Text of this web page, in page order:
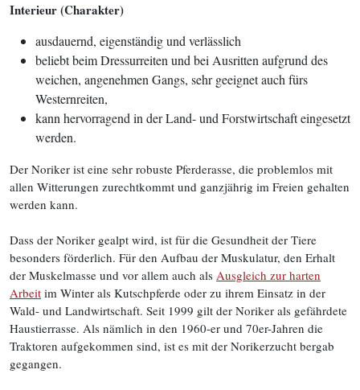
Interieur (Charakter)
ausdauernd, eigenständig und verlässlich
beliebt beim Dressurreiten und bei Ausritten aufgrund des
weichen, angenehmen Gangs, sehr geeignet auch fürs
Westernreiten,
kann hervorragend in der Land- und Forstwirtschaft eingesetzt
werden.
Der Noriker ist eine sehr robuste Pferderasse, die problemlos mit
allen Witterungen zurechtkommt und ganzjährig im Freien gehalten
werden kann.
Dass der Noriker gealpt wird, ist für die Gesundheit der Tiere
besonders förderlich. Für den Aufbau der Muskulatur, den Erhalt
der Muskelmasse und vor allem auch als Ausgleich zur harten
Arbeit im Winter als Kutschpferde oder zu ihrem Einsatz in der
Wald- und Landwirtschaft. Seit 1999 gilt der Noriker als gefährdete
Haustierrasse. Als nämlich in den 1960-er und 70er-Jahren die
Traktoren aufgekommen sind, ist es mit der Norikerzucht bergab
gegangen.